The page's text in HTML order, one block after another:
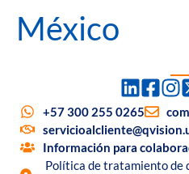
México
+57 300 255 0265
Información para
Política de tratamiento de